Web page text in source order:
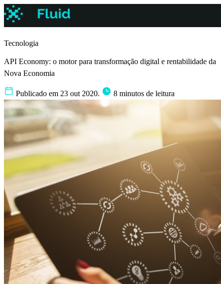
Tecnologia
API Economy: o motor para transformação digital e rentabilidade da
Nova Economia
Publicado em 23 out 2020. 8 minutos de leitura